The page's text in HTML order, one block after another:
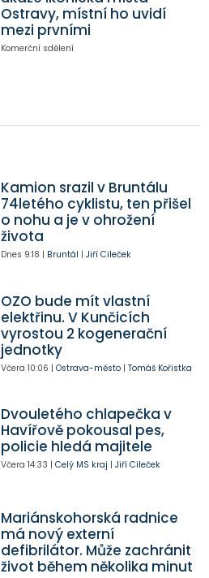
Ostravy, místní ho uvidí
mezi prvními
Komerční sdělení
Kamion srazil v Bruntálu
74letého cyklistu, ten přišel
o nohu a je v ohrožení
života
Dnes 9:18 | Bruntál | Jiří Cileček
OZO bude mít vlastní
elektřinu. V Kunčicích
vyrostou 2 kogenerační
jednotky
Včera 10:06 | Ostrava-město| Tomáš Kořistka
Dvouletého chlapečka v
Havířově pokousal pes,
policie hledá majitele
Včera 14:33 | Celý MS kraj | Jiří Cileček
Mariánskohorská radnice
má nový externí
defibrilátor. Může zachránit
život během několika minut